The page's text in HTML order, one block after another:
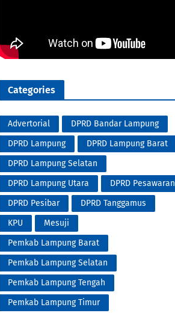
Categories
Advertorial
DPRD Bandar Lampung
DPRD Lampung
DPRD Lampung Barat
DPRD Lampung Selatan
DPRD Lampung Utara
DPRD Pesawaran
DPRD Pesibar
DPRD Tanggamus
KPU
Mesuji
Pemkab Lampung Barat
Pemkab Lampung Selatan
Pemkab Lampung Tengah
Pemkab Lampung Timur